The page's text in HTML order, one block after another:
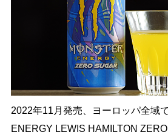
2022年11月発売、ヨーロッパ全域
ENERGY LEWIS HAMILTON ZERO